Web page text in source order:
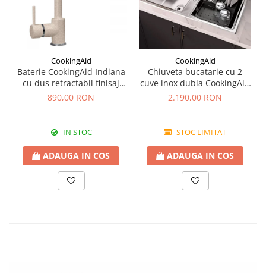
CookingAid
Baterie CookingAid Indiana
cu dus retractabil finisaj
granit Bej Pigmentat /
890,00 RON
IN STOC
ADAUGA IN COS
CookingAid
Chiuveta bucatarie cu 2
cuve inox dubla CookingAid
FUSION 86BB
2.190,00 RON
STOC LIMITAT
ADAUGA IN COS